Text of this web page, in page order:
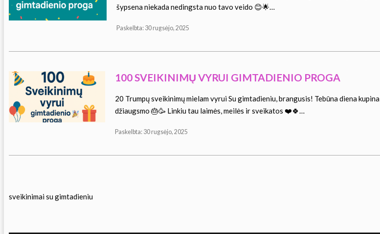
šypsena niekada nedingsta nuo tavo veido 😊🌟…
Paskelbta: 30 rugsėjo, 2025
100 SVEIKINIMŲ VYRUI GIMTADIENIO PROGA
20 Trumpų sveikinimų mielam vyrui Su gimtadieniu, brangusis! Tebūna diena kupina
džiaugsmo 🎂🥳 Linkiu tau laimės, meilės ir sveikatos ❤️🍀…
Paskelbta: 30 rugsėjo, 2025
sveikinimai su gimtadieniu